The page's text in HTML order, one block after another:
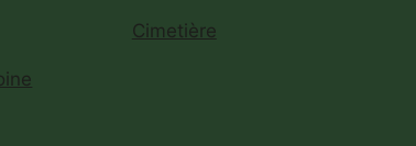
Cimetière